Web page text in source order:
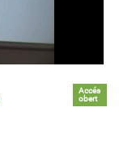
Accés
obert